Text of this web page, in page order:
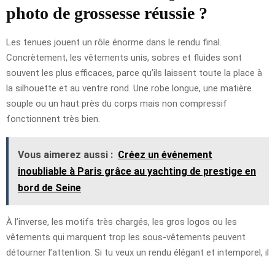
photo de grossesse réussie ?
Les tenues jouent un rôle énorme dans le rendu final.
Concrètement, les vêtements unis, sobres et fluides sont
souvent les plus efficaces, parce qu’ils laissent toute la place à
la silhouette et au ventre rond. Une robe longue, une matière
souple ou un haut près du corps mais non compressif
fonctionnent très bien.
Vous aimerez aussi : Créez un événement
inoubliable à Paris grâce au yachting de prestige en
bord de Seine
À l’inverse, les motifs très chargés, les gros logos ou les
vêtements qui marquent trop les sous-vêtements peuvent
détourner l’attention. Si tu veux un rendu élégant et intemporel, il